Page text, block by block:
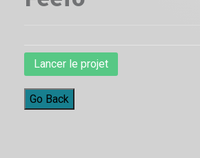
Lancer le projet
Go Back